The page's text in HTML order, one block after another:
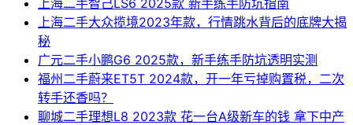
上海二手大众揽境2023年款，行情跳水背后的底牌大揭
秘
广元二手小鹏G6 2025款，新手练手防坑透明实测
福州二手蔚来ET5T 2024款，开一年亏掉购置税，二次
转手还香吗？
聊城二手理想L8 2023款 花一台A级新车的钱 拿下中产